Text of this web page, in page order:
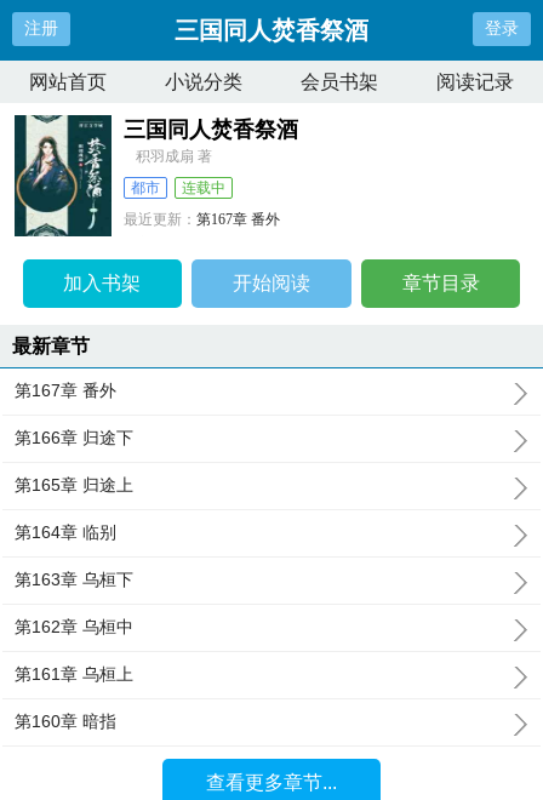
注册 三国同人焚香祭酒 登录
网站首页 小说分类 会员书架 阅读记录
三国同人焚香祭酒
积羽成扇 著
都市
连载中
最近更新：第167章 番外
加入书架 开始阅读 章节目录
最新章节
第167章 番外
第166章 归途下
第165章 归途上
第164章 临别
第163章 乌桓下
第162章 乌桓中
第161章 乌桓上
第160章 暗指
查看更多章节...